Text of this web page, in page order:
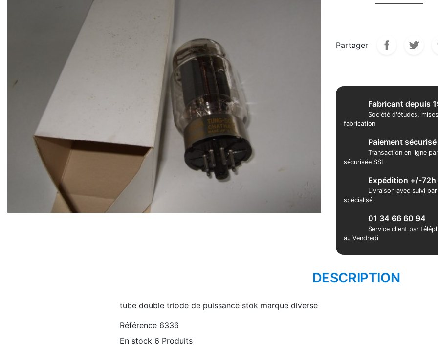
Partager
Fabricant depuis
Société d'études,
fabrication
Paiement sécurisé
Transaction en ligne
sécurisée SSL
Expédition +/-72h
Livraison avec suivi
spécialisé
01 34 66 60 94
Service client par
au Vendredi
DESCRIPTION
tube double triode de puissance stok marque diverse
Référence 6336
En stock 6 Produits